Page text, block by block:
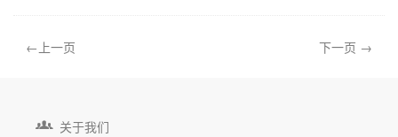
←上一页 下一页 →
 关于我们